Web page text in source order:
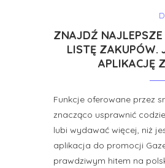
ZNAJDŹ
LISTĘ ZAKUPÓW.
APLIKACJĘ
Funkcje oferowane przez
znacząco usprawnić
lubi wydawać więcej, niż
aplikacja do promocji
prawdziwym hitem na